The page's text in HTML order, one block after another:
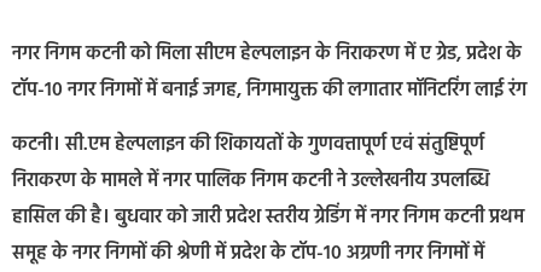
नगर निगम कटनी को मिला सीएम हेल्पलाइन के निराकरण में ए ग्रेड, प्रदेश के
टॉप-10 नगर निगमों में बनाई जगह, निगमायुक्त की लगातार मॉनिटरिंग लाई रंग
कटनी। सी.एम हेल्पलाइन की शिकायतों के गुणवत्तापूर्ण एवं संतुष्टिपूर्ण
निराकरण के मामले में नगर पालिक निगम कटनी ने उल्लेखनीय उपलब्धि
हासिल की है। बुधवार को जारी प्रदेश स्तरीय ग्रेडिंग में नगर निगम कटनी प्रथम
समूह के नगर निगमों की श्रेणी में प्रदेश के टॉप-10 अग्रणी नगर निगमों में